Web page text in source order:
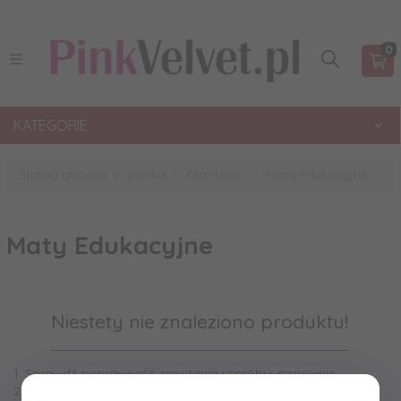
0
KATEGORIE
Maty Edukacyjne
Niestety nie znaleziono produktu!
1. Sprawdź poprawność zapytania i spróbuj ponownie.
2. Ogranicz szukane słowa do jednego lub dwóch.